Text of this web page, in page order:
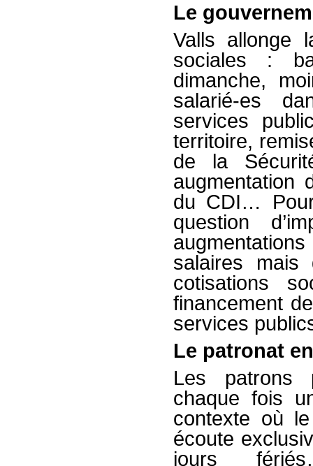
Le
Valls allonge
sociales :
dimanche,
salarié-es
services
territoire,
de la
augmentation
du CDI…
question
salaires
cotisations
financement
services
Le patronat
Les patrons
chaque fois
contexte où
écoute
jours